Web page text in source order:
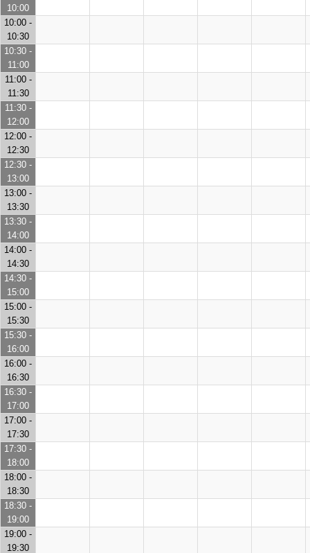
10:00
10:00 -
10:30
10:30 -
11:00
11:00 -
11:30
11:30 -
12:00
12:00 -
12:30
12:30 -
13:00
13:00 -
13:30
13:30 -
14:00
14:00 -
14:30
14:30 -
15:00
15:00 -
15:30
15:30 -
16:00
16:00 -
16:30
16:30 -
17:00
17:00 -
17:30
17:30 -
18:00
18:00 -
18:30
18:30 -
19:00
19:00 -
19:30